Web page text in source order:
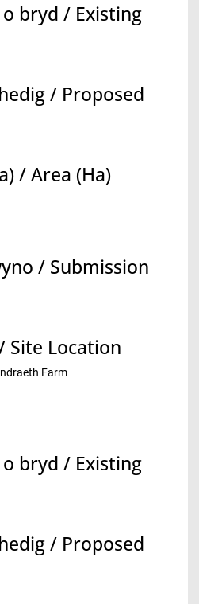
bryd / Existing
/ Proposed
/ Area (Ha)
/ Submission
Site Location
Farm
bryd / Existing
/ Proposed